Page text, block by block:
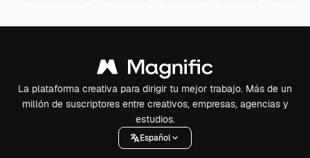
La plataforma creativa para dirigir tu mejor trabajo. Más de un
millón de suscriptores entre creativos, empresas, agencias y
estudios.
Español